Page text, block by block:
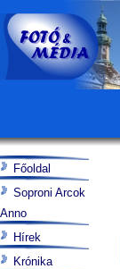
Főoldal
Soproni Arcok
Anno
Hírek
Krónika